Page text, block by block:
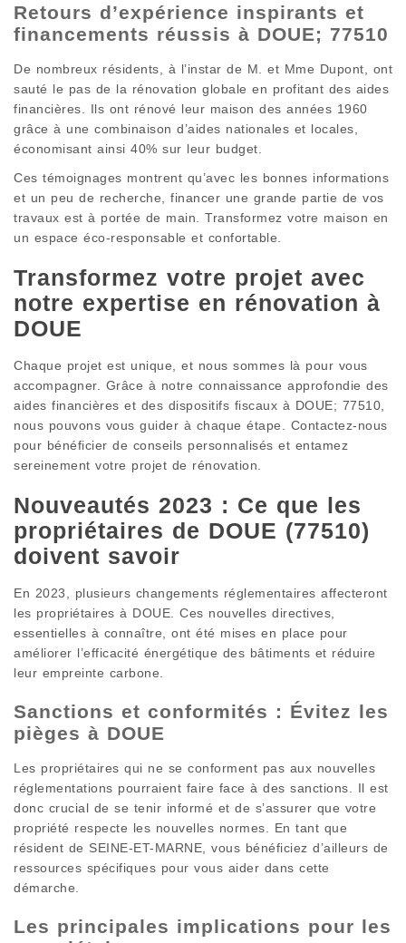
Retours d’expérience inspirants et
financements réussis à DOUE; 77510
De nombreux résidents, à l’instar de M. et Mme Dupont, ont
sauté le pas de la rénovation globale en profitant des aides
financières. Ils ont rénové leur maison des années 1960
grâce à une combinaison d’aides nationales et locales,
économisant ainsi 40% sur leur budget.
Ces témoignages montrent qu’avec les bonnes informations
et un peu de recherche, financer une grande partie de vos
travaux est à portée de main. Transformez votre maison en
un espace éco-responsable et confortable.
Transformez votre projet avec
notre expertise en rénovation à
DOUE
Chaque projet est unique, et nous sommes là pour vous
accompagner. Grâce à notre connaissance approfondie des
aides financières et des dispositifs fiscaux à DOUE; 77510,
nous pouvons vous guider à chaque étape. Contactez-nous
pour bénéficier de conseils personnalisés et entamez
sereinement votre projet de rénovation.
Nouveautés 2023 : Ce que les
propriétaires de DOUE (77510)
doivent savoir
En 2023, plusieurs changements réglementaires affecteront
les propriétaires à DOUE. Ces nouvelles directives,
essentielles à connaître, ont été mises en place pour
améliorer l’efficacité énergétique des bâtiments et réduire
leur empreinte carbone.
Sanctions et conformités : Évitez les
pièges à DOUE
Les propriétaires qui ne se conforment pas aux nouvelles
réglementations pourraient faire face à des sanctions. Il est
donc crucial de se tenir informé et de s’assurer que votre
propriété respecte les nouvelles normes. En tant que
résident de SEINE-ET-MARNE, vous bénéficiez d’ailleurs de
ressources spécifiques pour vous aider dans cette
démarche.
Les principales implications pour les